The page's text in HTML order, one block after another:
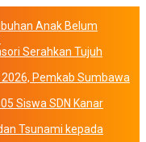
Anak Belum
Serahkan Tujuh
Pemkab Sumbawa
Siswa SDN Kanar
Tsunami kepada